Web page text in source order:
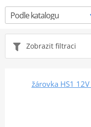
Zobrazit filtraci
žárovka HS1